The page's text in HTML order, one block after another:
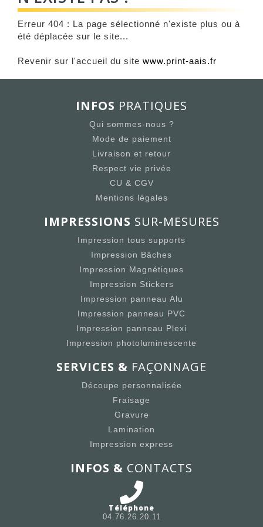
Erreur 404 : La page sélectionné n'existe plus ou à
été déplacée sur le site...
Revenir sur l'accueil du site www.print-aais.fr
INFOS PRATIQUES
Qui sommes-nous ?
Mode de paiement
Livraison et retour
Respect vie privée
CU & CGV
Mentions légales
IMPRESSIONS SUR-MESURES
Impression tous supports
Impression Bâches
Impression Magnétiques
Impression Stickers
Impression panneau Alu
Impression panneau PVC
Impression panneau Plexi
Impression photoluminescente
SERVICES & FAÇONNAGE
Découpe personnalisée
Fraisage
Gravure
Lamination
Impression express
INFOS & CONTACTS
Téléphone
04.76.26.20.11